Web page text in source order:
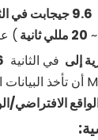
9.6 جيجابت في الثانية
20 مللي ثانية
)
في الثانية